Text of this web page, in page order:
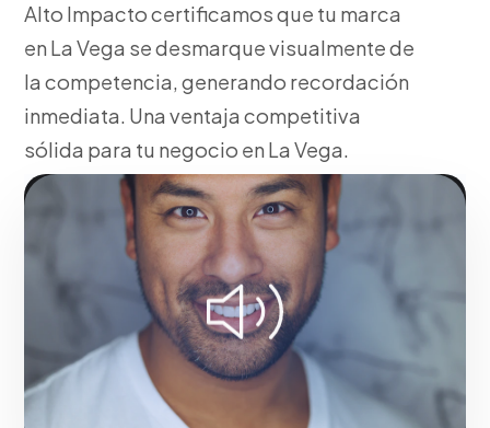
Alto Impacto certificamos que tu marca
en La Vega se desmarque visualmente de
la competencia, generando recordación
inmediata. Una ventaja competitiva
sólida para tu negocio en La Vega.
Para el mercado local, investigación de
arquetipos y psicología del consumidor.
Consolidando el liderazgo digital en La Vega.
Solicitar servicio